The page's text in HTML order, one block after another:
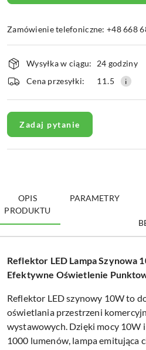
Zamówienie telefoniczne: +48 668
Dostępność
i
dostawa
Wysyłka w ciągu:
24 godziny
Cena przesyłki:
11.5
Zadaj pytanie
OPIS
PRODUKTU
PARAMETRY
Reflektor LED Lampa Szynowa
Efektywne Oświetlenie
Reflektor LED szynowy 10W to
oświetlania przestrzeni
wystawowych. Dzięki mocy
1000 lumenów, lampa emitująca